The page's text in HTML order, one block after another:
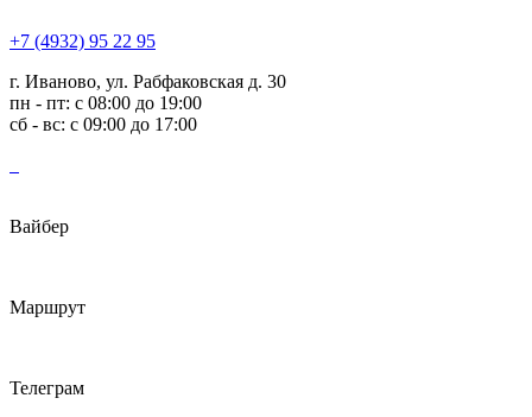
+7 (4932) 95 22 95
г. Иваново, ул. Рабфаковская д. 30
пн - пт: с 08:00 до 19:00
сб - вс: с 09:00 до 17:00
Вайбер
Маршрут
Телеграм